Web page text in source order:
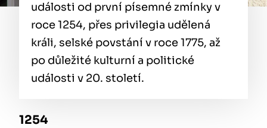
události od první písemné zmínky v
roce 1254, přes privilegia udělená
králi, selské povstání v roce 1775, až
po důležité kulturní a politické
události v 20. století.
1254